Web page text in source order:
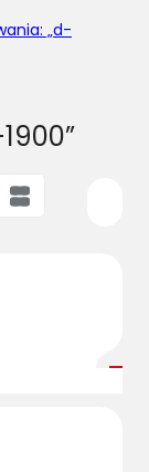
„d-